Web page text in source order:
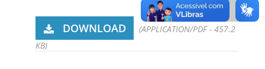
DOWNLOAD
(APPLICATION/PDF - 457.2
KB)